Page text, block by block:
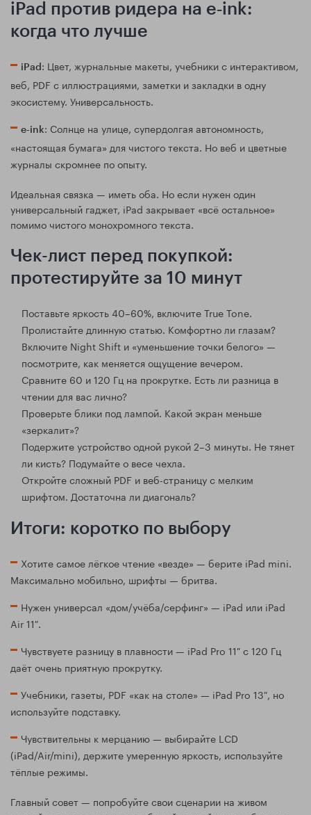
iPad против ридера на e‑ink:
когда что лучше
iPad : Цвет, журнальные макеты, учебники с интерактивом,
веб, PDF с иллюстрациями, заметки и закладки в одну
экосистему. Универсальность.
e‑ink: Солнце на улице, супердолгая автономность,
«настоящая бумага» для чистого текста. Но веб и цветные
журналы скромнее по опыту.
Идеальная связка — иметь оба. Но если нужен один
универсальный гаджет, iPad закрывает «всё остальное»
помимо чистого монохромного текста.
Чек-лист перед покупкой:
протестируйте за 10 минут
Поставьте яркость 40–60%, включите True Tone.
Пролистайте длинную статью. Комфортно ли глазам?
Включите Night Shift и «уменьшение точки белого» —
посмотрите, как меняется ощущение вечером.
Сравните 60 и 120 Гц на прокрутке. Есть ли разница в
чтении для вас лично?
Проверьте блики под лампой. Какой экран меньше
«зеркалит»?
Подержите устройство одной рукой 2–3 минуты. Не тянет
ли кисть? Подумайте о весе чехла.
Откройте сложный PDF и веб-страницу с мелким
шрифтом. Достаточна ли диагональ?
Итоги: коротко по выбору
Хотите самое лёгкое чтение «везде» — берите iPad mini.
Максимально мобильно, шрифты — бритва.
Нужен универсал «дом/учёба/серфинг» — iPad или iPad
Air 11″.
Чувствуете разницу в плавности — iPad Pro 11″ с 120 Гц
даёт очень приятную прокрутку.
Учебники, газеты, PDF «как на столе» — iPad Pro 13″, но
используйте подставку.
Чувствительны к мерцанию — выбирайте LCD
(iPad/Air/mini), держите умеренную яркость, используйте
тёплые режимы.
Главный совет — попробуйте свои сценарии на живом